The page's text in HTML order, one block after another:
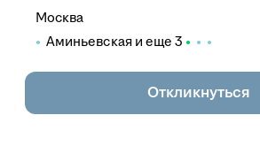
Москва
Аминьевская и еще 3
Откликнуться